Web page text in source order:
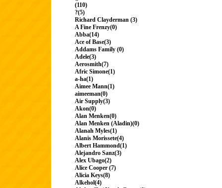
(110)
?(5)
Richard Clayderman (3)
A Fine Frenzy(0)
Abba(14)
Ace of Base(3)
Addams Family (0)
Adele(3)
Aerosmith(7)
Afric Simone(1)
a-ha(1)
Aimee Mann(1)
aimeeman(0)
Air Supply(3)
Akon(0)
Alan Menken(0)
Alan Menken (Aladin)(0)
Alanah Myles(1)
Alanis Morissete(4)
Albert Hammond(1)
Alejandro Sanz(3)
Alex Ubago(2)
Alice Cooper (7)
Alicia Keys(8)
Alkehol(4)